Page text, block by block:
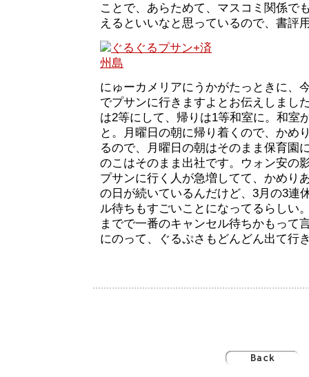
ことで、あらためて、マスコミ関係で
えるといいなと思っているので、書評
にゅーカメリアにうかがたっときに、
でプサンに行きますよとお伝えしまし
は2等にして、帰りは1等和室に。和室
と。月曜日の朝に帰り着くので、かめ
るので、月曜日の朝はそのまま保育園
のこはそのまま出社です。ウォン安の
プサンに行く人が急増してて、かめり
の日が続いているんだけど、3月の3連
ル待ちもすごいことになってるらしい
までで一番のキャンセル待ちかもって
にのって、ぐるぷさもどんどん出て行